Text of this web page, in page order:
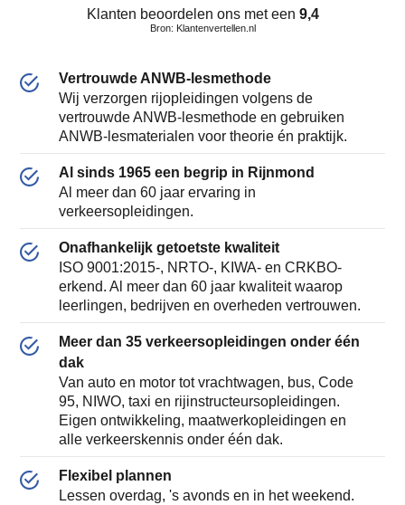
Klanten beoordelen ons met een 9,4
Bron: Klantenvertellen.nl
Vertrouwde ANWB-lesmethode
Wij verzorgen rijopleidingen volgens de
vertrouwde ANWB-lesmethode en gebruiken
ANWB-lesmaterialen voor theorie én praktijk.
Al sinds 1965 een begrip in Rijnmond
Al meer dan 60 jaar ervaring in
verkeersopleidingen.
Onafhankelijk getoetste kwaliteit
ISO 9001:2015-, NRTO-, KIWA- en CRKBO-
erkend. Al meer dan 60 jaar kwaliteit waarop
leerlingen, bedrijven en overheden vertrouwen.
Meer dan 35 verkeersopleidingen onder één
dak
Van auto en motor tot vrachtwagen, bus, Code
95, NIWO, taxi en rijinstructeursopleidingen.
Eigen ontwikkeling, maatwerkopleidingen en
alle verkeerskennis onder één dak.
Flexibel plannen
Lessen overdag, 's avonds en in het weekend.